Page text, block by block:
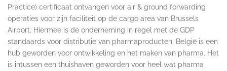
Practice) certificaat ontvangen voor air & ground forwarding
operaties voor zijn faciliteit op de cargo area van Brussels
Airport. Hiermee is de onderneming in regel met de GDP
standaards voor distributie van pharmaproducten. België is een
hub geworden voor ontwikkeling en het maken van pharma. Het
is intussen een thuishaven geworden voor heel wat pharma